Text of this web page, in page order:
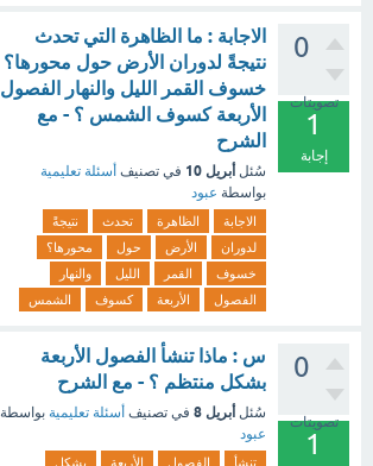
0
تصويتات
1
إجابة
الاجابة : ما الظاهرة التي تحدث
نتيجةً لدوران الأرض حول محورها؟
خسوف القمر الليل والنهار الفصول
الأربعة كسوف الشمس ؟ - مع
الشرح
سُئل أبريل 10 في تصنيف أسئلة تعليمية
بواسطة عبود
الاجابة الظاهرة تحدث
نتيجةً
لدوران
الأرض حول
محورها؟
خسوف
القمر الليل
والنهار
الفصول
الأربعة كسوف الشمس
0
تصويتات
1
س : ماذا تنشأ الفصول الأربعة
بشكل منتظم ؟ - مع الشرح
سُئل أبريل 8 في تصنيف أسئلة تعليمية بواسطة
عبود
تنشأ الفصول الأربعة
بشكل